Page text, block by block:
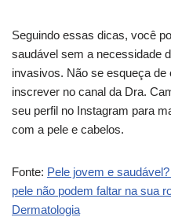
Seguindo essas dicas, você
saudável sem a necessidade
invasivos. Não se esqueça
inscrever no canal da Dra.
seu perfil no Instagram para
com a pele e cabelos.
Fonte: Pele jovem e
pele não podem faltar na sua
Dermatologia